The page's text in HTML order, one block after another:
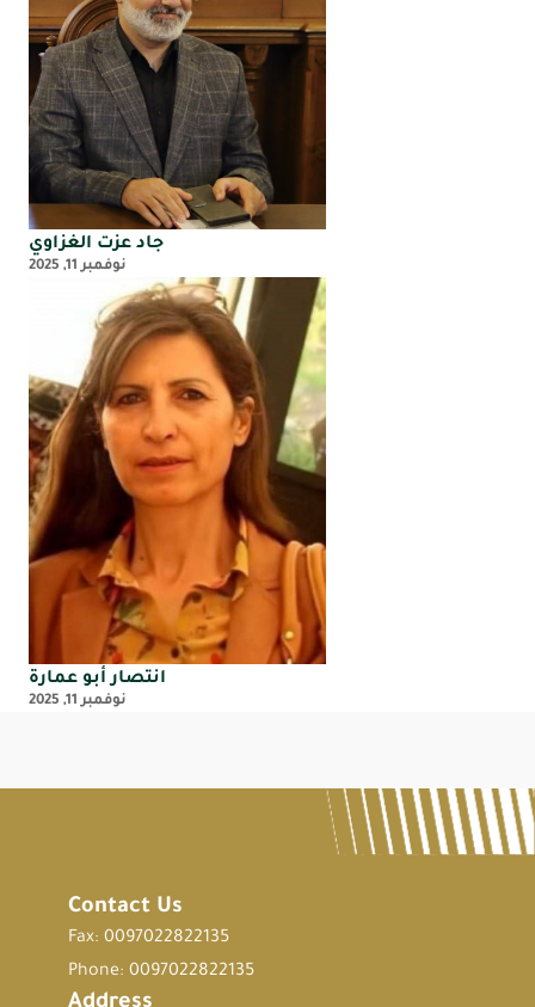
جاد عزت الغزاوي
نوفمبر 11, 2025
انتصار أبو عمارة
نوفمبر 11, 2025
Contact Us
Fax: 0097022822135
Phone: 0097022822135